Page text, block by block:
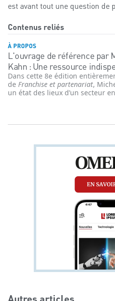
est avant tout une question de
Contenus reliés
À PROPOS
L'ouvrage de référence par
Kahn : Une ressource
Dans cette 8e édition
de Franchise et partenariat,
un état des lieux d’un secteur
le développement d'un réseau,
éviter, quelles nouveautés